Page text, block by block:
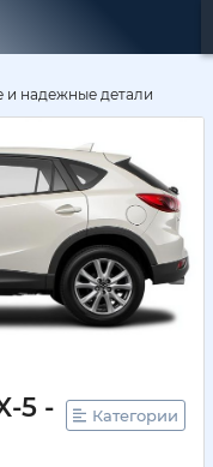
и надежные детали
5 -
Категории